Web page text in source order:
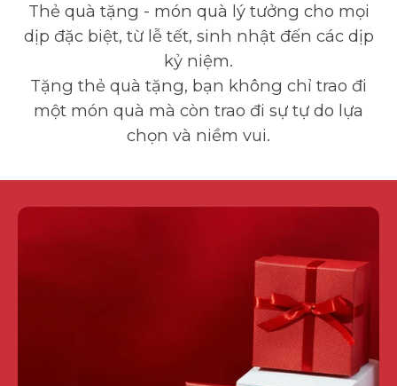
Thẻ quà tặng - món quà lý tưởng cho mọi
dịp đặc biệt, từ lễ tết, sinh nhật đến các dịp
kỷ niệm.
Tặng thẻ quà tặng, bạn không chỉ trao đi
một món quà mà còn trao đi sự tự do lựa
chọn và niềm vui.